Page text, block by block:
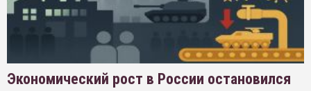
Экономический рост в России остановился